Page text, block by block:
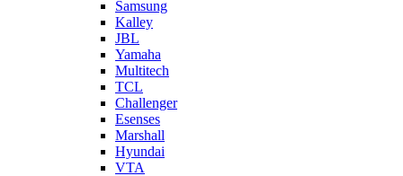
Samsung
Kalley
JBL
Yamaha
Multitech
TCL
Challenger
Esenses
Marshall
Hyundai
VTA